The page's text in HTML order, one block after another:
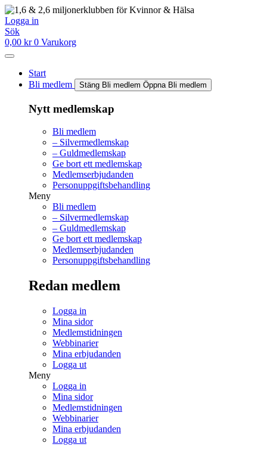
Hoppa
till
innehåll
Logga in
Sök
0,00 kr 0 Varukorg
Start
Bli medlem
Stäng Bli medlem Öppna Bli medlem
Nytt medlemskap
Bli medlem
– Silvermedlemskap
– Guldmedlemskap
Ge bort ett medlemskap
Medlemserbjudanden
Personuppgiftsbehandling
Meny
Bli medlem
– Silvermedlemskap
– Guldmedlemskap
Ge bort ett medlemskap
Medlemserbjudanden
Personuppgiftsbehandling
Redan medlem
Logga in
Mina sidor
Medlemstidningen
Webbinarier
Mina erbjudanden
Logga ut
Meny
Logga in
Mina sidor
Medlemstidningen
Webbinarier
Mina erbjudanden
Logga ut